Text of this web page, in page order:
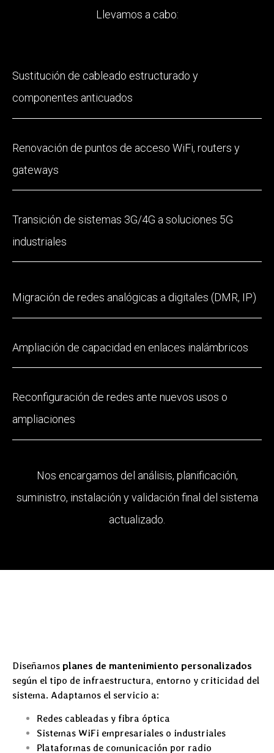
Llevamos a cabo:
Sustitución de cableado estructurado y
componentes anticuados
Renovación de puntos de acceso WiFi, routers y
gateways
Transición de sistemas 3G/4G a soluciones 5G
industriales
Migración de redes analógicas a digitales (DMR, IP)
Ampliación de capacidad en enlaces inalámbricos
Reconfiguración de redes ante nuevos usos o
ampliaciones
Nos encargamos del análisis, planificación,
suministro, instalación y validación final del sistema
actualizado.
Diseñamos planes de mantenimiento personalizados
según el tipo de infraestructura, entorno y criticidad del
sistema. Adaptamos el servicio a:
Redes cableadas y fibra óptica
Sistemas WiFi empresariales o industriales
Plataformas de comunicación por radio